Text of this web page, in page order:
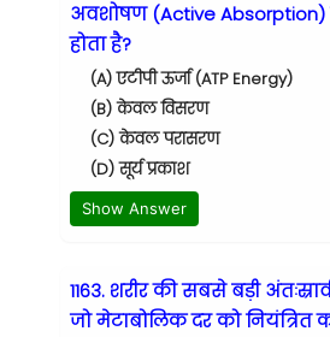
अवशोषण (Active
होता है?
(A) एटीपी ऊर्जा (ATP Energy)
(B) केवल विसरण
(C) केवल परासरण
(D) सूर्य प्रकाश
Show Answer
1163. शरीर की सबसे बड़ी
जो मेटाबोलिक दर को नियंत्रित